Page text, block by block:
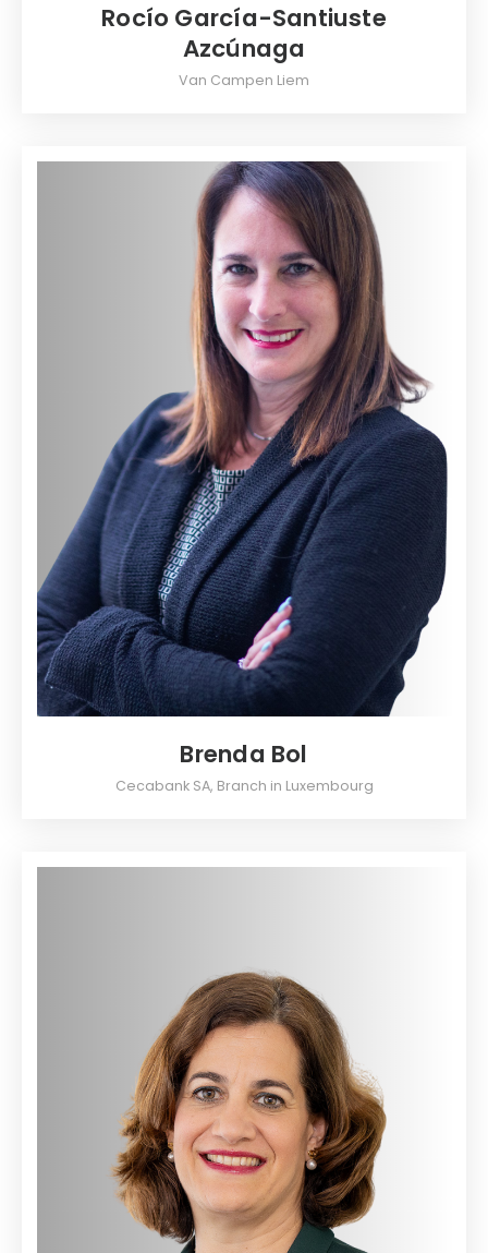
Rocío García-Santiuste
Azcúnaga
Van Campen Liem
Brenda Bol
Cecabank SA, Branch in Luxembourg